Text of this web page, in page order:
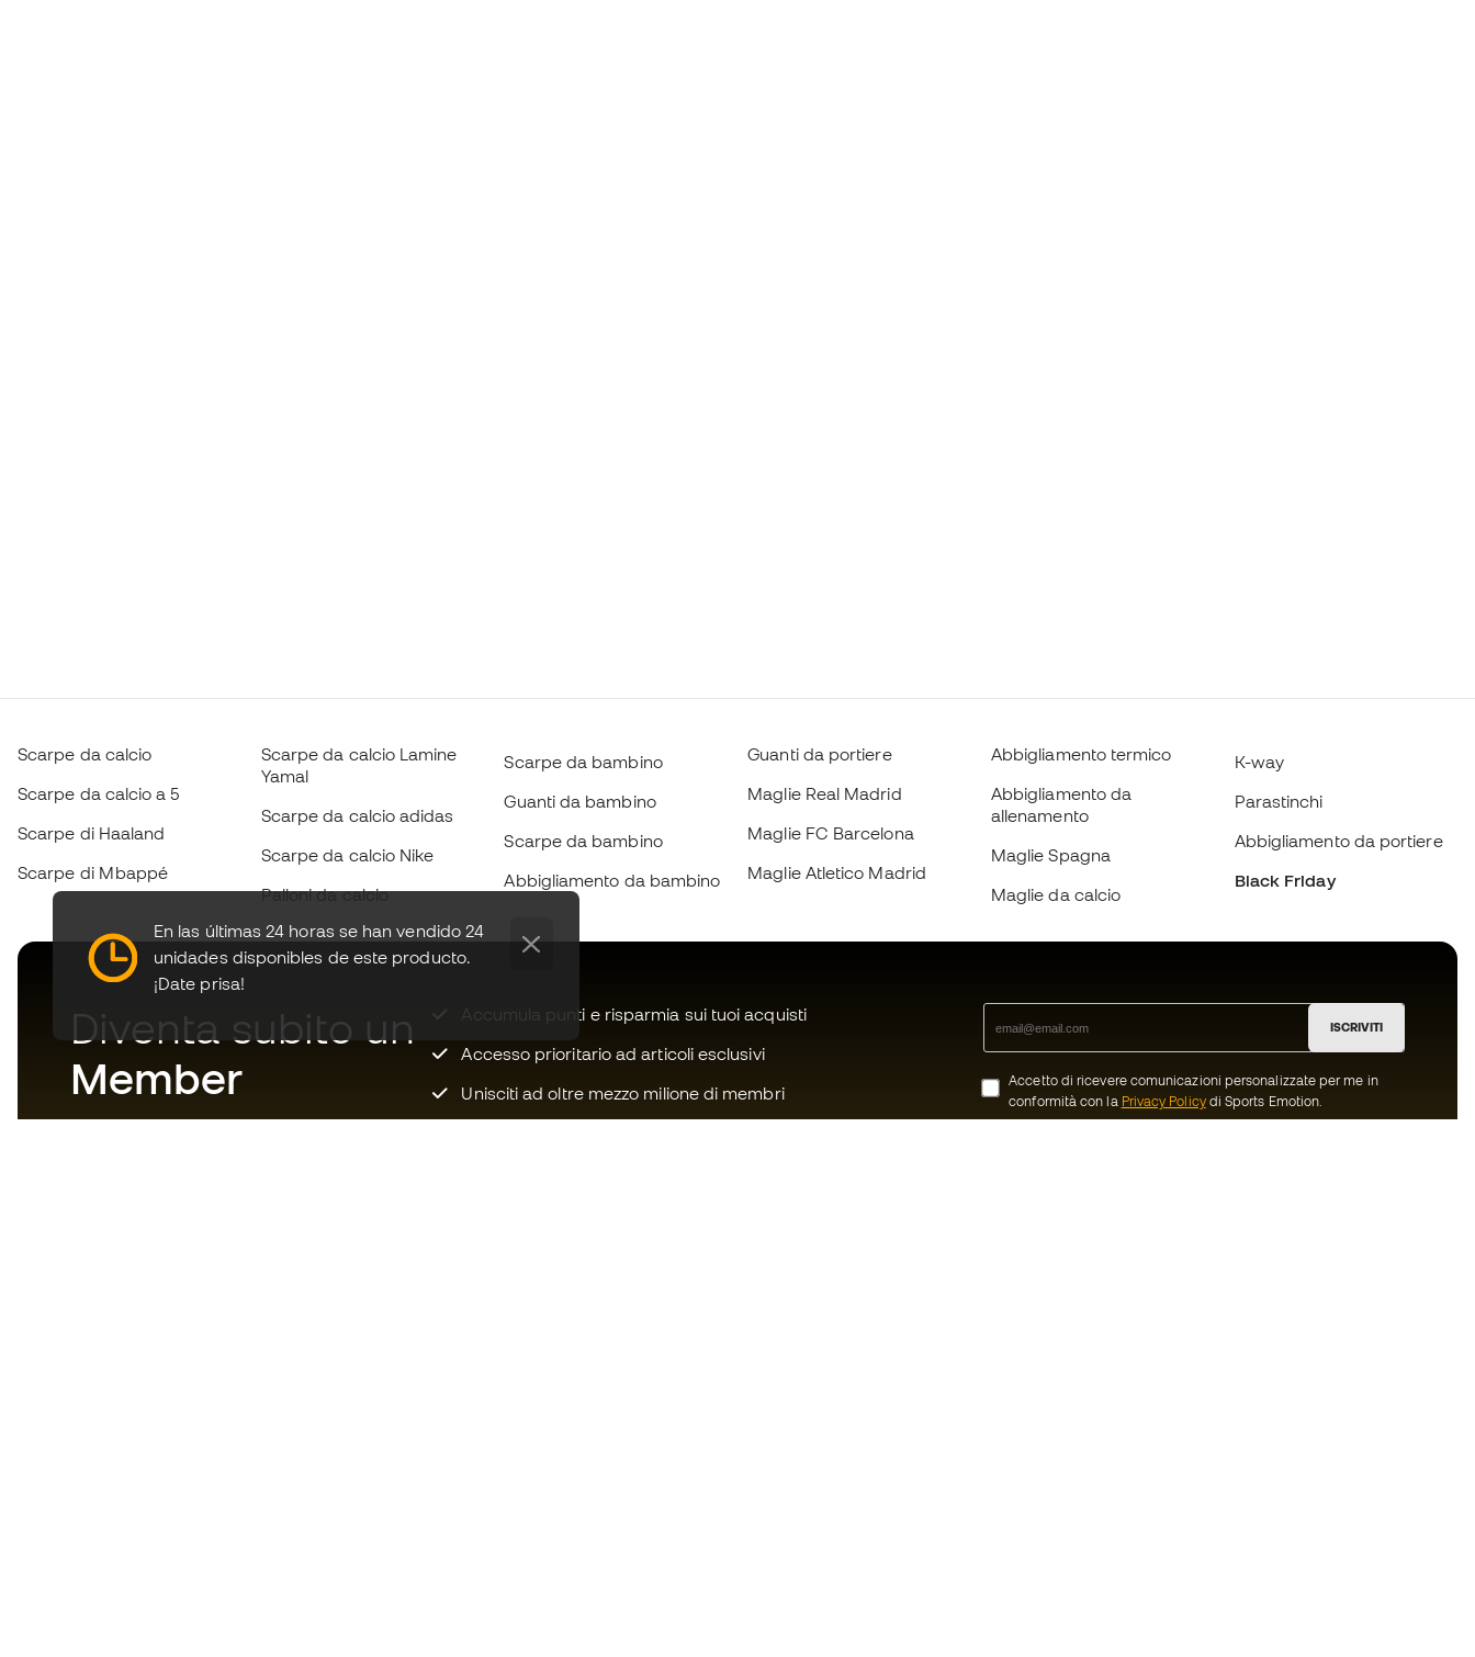
En las últimas 24 horas se han vendido 24
unidades disponibles de este producto.
¡Date prisa!
Scarpe da calcio
Scarpe da calcio a 5
Scarpe di Haaland
Scarpe di Mbappé
Scarpe da calcio Lamine
Yamal
Scarpe da calcio adidas
Scarpe da calcio Nike
Palloni da calcio
Scarpe da bambino
Guanti da bambino
Scarpe da bambino
Abbigliamento da bambino
Guanti da portiere
Maglie Real Madrid
Maglie FC Barcelona
Maglie Atletico Madrid
Abbigliamento termico
Abbigliamento da
allenamento
Maglie Spagna
Maglie da calcio
K-way
Parastinchi
Abbigliamento da portiere
Black Friday
Diventa subito un
Member
Accumula punti e risparmia sui tuoi acquisti
Accesso prioritario ad articoli esclusivi
Unisciti ad oltre mezzo milione di membri
ISCRIVITI
Accetto di ricevere comunicazioni personalizzate per me in
conformità con la Privacy Policydi Sports Emotion.